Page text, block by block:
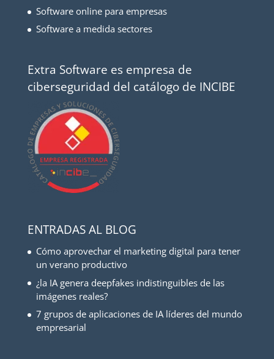
Software online para empresas
Software a medida sectores
Extra Software es empresa de
ciberseguridad del catálogo de INCIBE
ENTRADAS AL BLOG
Cómo aprovechar el marketing digital para tener
un verano productivo
¿la IA genera deepfakes indistinguibles de las
imágenes reales?
7 grupos de aplicaciones de IA líderes del mundo
empresarial